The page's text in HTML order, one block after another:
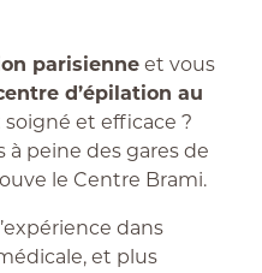
parisienneet vous
d’épilation au
et efficace ?
à peine des gares de
le Centre Brami.
dans
et plus